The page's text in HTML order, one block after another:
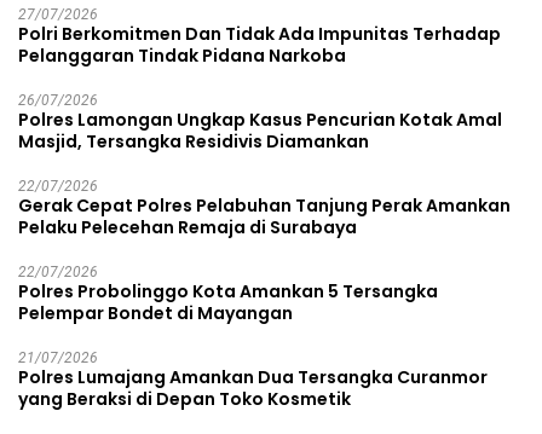
27/07/2026
Polri Berkomitmen Dan Tidak Ada Impunitas Terhadap
Pelanggaran Tindak Pidana Narkoba
26/07/2026
Polres Lamongan Ungkap Kasus Pencurian Kotak Amal
Masjid, Tersangka Residivis Diamankan
22/07/2026
Gerak Cepat Polres Pelabuhan Tanjung Perak Amankan
Pelaku Pelecehan Remaja di Surabaya
22/07/2026
Polres Probolinggo Kota Amankan 5 Tersangka
Pelempar Bondet di Mayangan
21/07/2026
Polres Lumajang Amankan Dua Tersangka Curanmor
yang Beraksi di Depan Toko Kosmetik